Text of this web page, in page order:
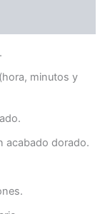
minutos y
acabado dorado.